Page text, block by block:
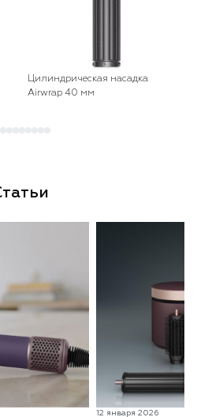
Цилиндрическая насадка
Airwrap 40 мм
12 января 2026